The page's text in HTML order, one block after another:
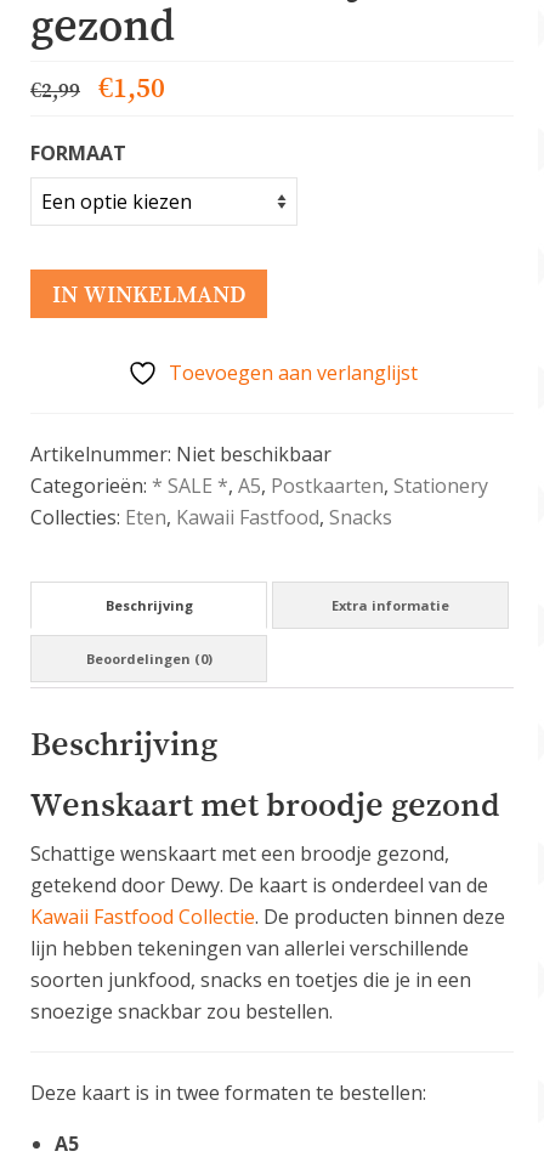
gezond
€2,99
Oorspronkelijke
was:
€2,99.
€1,50
€1,50.
FORMAAT
IN WINKELMAND
Toevoegen aan verlanglijst
Artikelnummer: Niet beschikbaar
Categorieën: * SALE *, A5, Postkaarten, Stationery
Collecties: Eten, Kawaii Fastfood, Snacks
Beschrijving Extra informatie
Beoordelingen (0)
Beschrijving
Wenskaart met broodje gezond
Schattige wenskaart met een broodje gezond,
getekend door Dewy. De kaart is onderdeel van de
Kawaii Fastfood Collectie. De producten binnen deze
lijn hebben tekeningen van allerlei verschillende
soorten junkfood, snacks en toetjes die je in een
snoezige snackbar zou bestellen.
Deze kaart is in twee formaten te bestellen:
A5